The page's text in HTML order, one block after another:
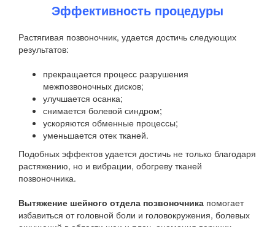
Эффективность процедуры
Растягивая позвоночник, удается достичь следующих
результатов:
прекращается процесс разрушения
межпозвоночных дисков;
улучшается осанка;
снимается болевой синдром;
ускоряются обменные процессы;
уменьшается отек тканей.
Подобных эффектов удается достичь не только благодаря
растяжению, но и вибрации, обогреву тканей
позвоночника.
Вытяжение шейного отдела позвоночника помогает
избавиться от головной боли и головокружения, болевых